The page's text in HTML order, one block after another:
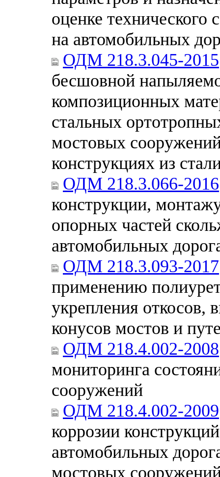
оценке
на автомобильных
ОДМ 218.3.045-2015
бесшовной
композиционных
стальных
мостовых
конструкциях из
ОДМ 218.3.066-2016
конструкции,
опорных частей
автомобильных
ОДМ 218.3.093-2017
применению
укрепления
конусов мостов и
ОДМ 218.4.002-2008
мониторинга
сооружений
ОДМ 218.4.002-2009
коррозии
автомобильных
мостовых